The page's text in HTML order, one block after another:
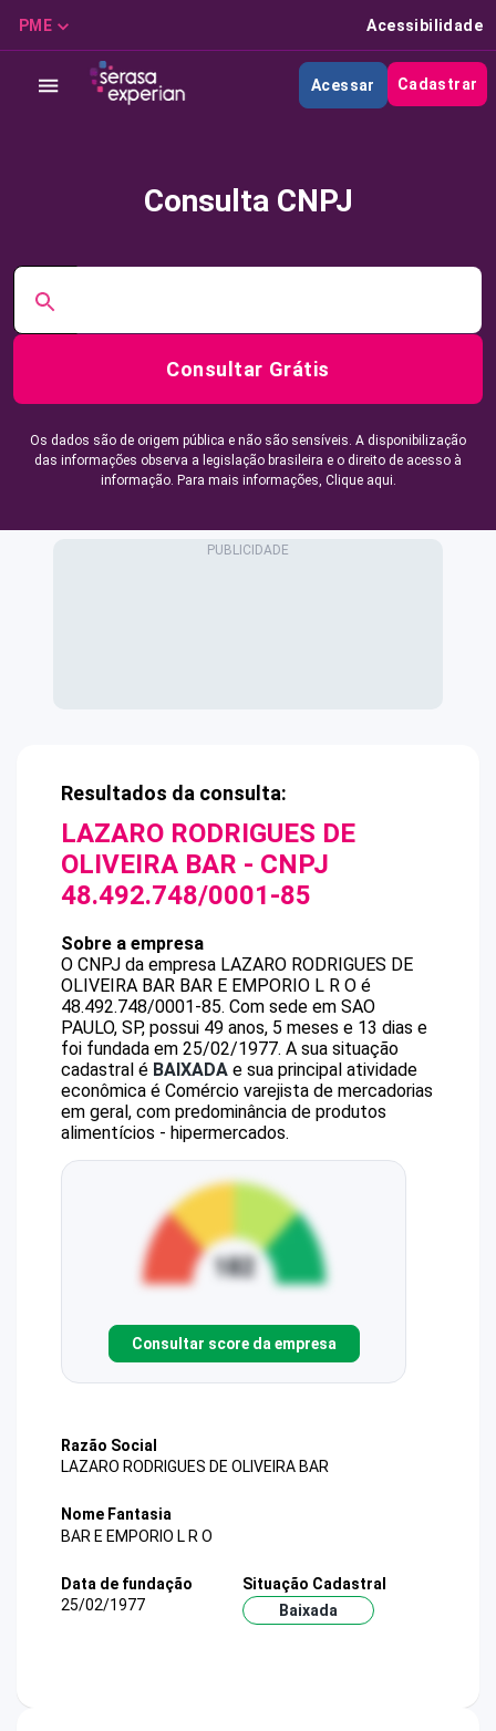
PME Acessibilidade
Acessar Cadastrar
Consulta CNPJ
Consultar Grátis
Os dados são de origem pública e não são sensíveis. A disponibilização
das informações observa a legislação brasileira e o direito de acesso à
informação. Para mais informações, Clique aqui.
Resultados da consulta:
LAZARO RODRIGUES DE
OLIVEIRA BAR - CNPJ
48.492.748/0001-85
Sobre a empresa
O CNPJ da empresa LAZARO RODRIGUES DE
OLIVEIRA BAR BAR E EMPORIO L R O é
48.492.748/0001-85. Com sede em SAO
PAULO, SP, possui 49 anos, 5 meses e 13 dias e
foi fundada em 25/02/1977. A sua situação
cadastral é BAIXADA e sua principal atividade
econômica é Comércio varejista de mercadorias
em geral, com predominância de produtos
alimentícios - hipermercados.
Consultar score da empresa
Razão Social
LAZARO RODRIGUES DE OLIVEIRA BAR
Nome Fantasia
BAR E EMPORIO L R O
Data de fundação
25/02/1977
Situação Cadastral
Baixada